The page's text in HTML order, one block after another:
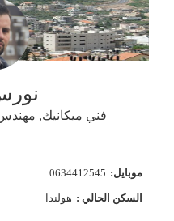
فني ميكانيك,
موبايل: 0634412545
السكن الحالي : هولندا